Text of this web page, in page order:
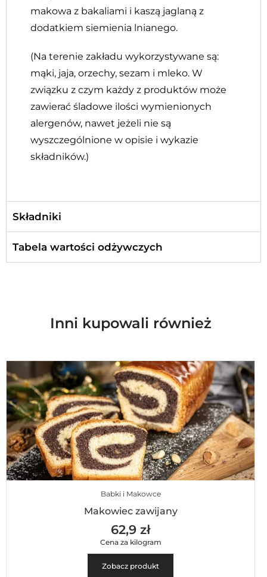
makowa z bakaliami i kaszą jaglaną z
dodatkiem siemienia lnianego.
(Na terenie zakładu wykorzystywane są:
mąki, jaja, orzechy, sezam i mleko. W
związku z czym każdy z produktów może
zawierać śladowe ilości wymienionych
alergenów, nawet jeżeli nie są
wyszczególnione w opisie i wykazie
składników.)
Składniki
Tabela wartości odżywczych
Inni kupowali również
Babki i Makowce
Makowiec zawijany
62,9 zł
Cena za kilogram
Zobacz produkt